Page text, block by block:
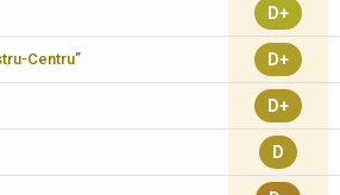
D+
Centru” D+
D+
D